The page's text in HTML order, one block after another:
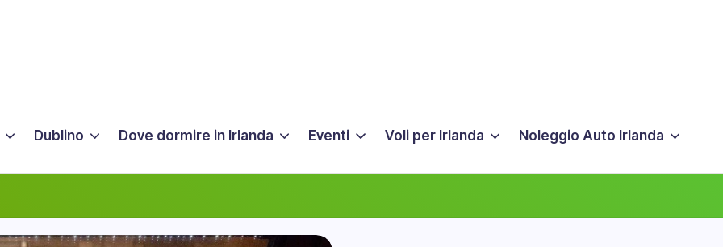
Dublino Dove dormire in Irlanda Eventi Voli per Irlanda Noleggio Auto Irlanda